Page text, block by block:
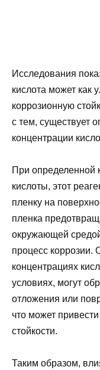
Исследования
кислота может как
коррозионную
с тем, существует
концентрации
При определенной
кислоты, этот
пленку на
пленка
окружающей
процесс коррозии.
концентрациях
условиях, могут
отложения или
что может
стойкости.
Таким образом,